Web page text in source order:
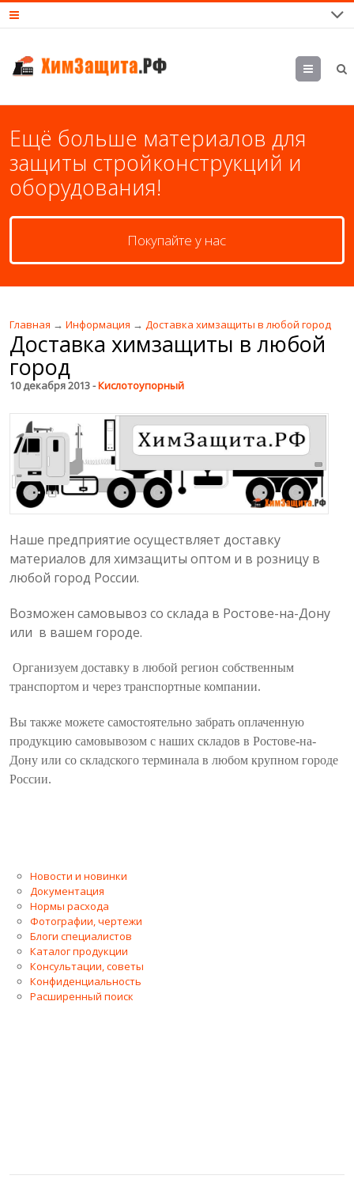
Ещё больше материалов для
защиты стройконструкций и
оборудования!
Покупайте у нас
Главная →Информация → Доставка химзащиты в любой город
Доставка химзащиты в любой
город
10 декабря 2013 -Кислотоупорный
Наше предприятие осуществляет доставку
материалов для химзащиты оптом и в розницу в
любой город России.
Возможен самовывоз со склада в Ростове-на-Дону
или в вашем городе.
Организуем доставку в любой регион собственным
транспортом и через транспортные компании.
Вы также можете самостоятельно забрать оплаченную
продукцию самовывозом с наших складов в Ростове-на-
Дону или со складского терминала в любом крупном городе
России.
Новости и новинки
Документация
Нормы расхода
Фотографии, чертежи
Блоги специалистов
Каталог продукции
Консультации, советы
Конфиденциальность
Расширенный поиск